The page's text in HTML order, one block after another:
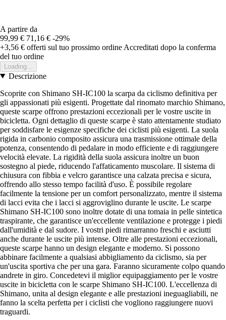
A partire da
99,99 € 71,16 € -29%
+3,56 € offerti sul tuo prossimo ordine Accreditati dopo la conferma
del tuo ordine
Loading...
Descrizione
Scoprite con Shimano SH-IC100 la scarpa da ciclismo definitiva per
gli appassionati più esigenti. Progettate dal rinomato marchio Shimano,
queste scarpe offrono prestazioni eccezionali per le vostre uscite in
bicicletta. Ogni dettaglio di queste scarpe è stato attentamente studiato
per soddisfare le esigenze specifiche dei ciclisti più esigenti. La suola
rigida in carbonio composito assicura una trasmissione ottimale della
potenza, consentendo di pedalare in modo efficiente e di raggiungere
velocità elevate. La rigidità della suola assicura inoltre un buon
sostegno al piede, riducendo l'affaticamento muscolare. Il sistema di
chiusura con fibbia e velcro garantisce una calzata precisa e sicura,
offrendo allo stesso tempo facilità d'uso. È possibile regolare
facilmente la tensione per un comfort personalizzato, mentre il sistema
di lacci evita che i lacci si aggroviglino durante le uscite. Le scarpe
Shimano SH-IC100 sono inoltre dotate di una tomaia in pelle sintetica
traspirante, che garantisce un'eccellente ventilazione e protegge i piedi
dall'umidità e dal sudore. I vostri piedi rimarranno freschi e asciutti
anche durante le uscite più intense. Oltre alle prestazioni eccezionali,
queste scarpe hanno un design elegante e moderno. Si possono
abbinare facilmente a qualsiasi abbigliamento da ciclismo, sia per
un'uscita sportiva che per una gara. Faranno sicuramente colpo quando
andrete in giro. Concedetevi il miglior equipaggiamento per le vostre
uscite in bicicletta con le scarpe Shimano SH-IC100. L'eccellenza di
Shimano, unita al design elegante e alle prestazioni ineguagliabili, ne
fanno la scelta perfetta per i ciclisti che vogliono raggiungere nuovi
traguardi.